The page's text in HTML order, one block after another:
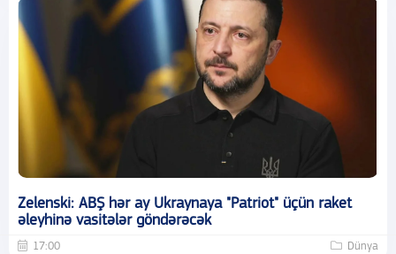
Zelenski: ABŞ hər ay Ukraynaya "Patriot" üçün raket
əleyhinə vasitələr göndərəcək
17:00 Dünya